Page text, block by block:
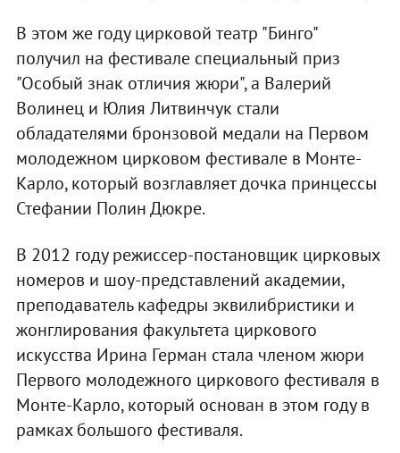
В этом же году цирковой театр "Бинго"
получил на фестивале специальный приз
"Особый знак отличия жюри", а Валерий
Волинец и Юлия Литвинчук стали
обладателями бронзовой медали на Первом
молодежном цирковом фестивале в Монте-
Карло, который возглавляет дочка принцессы
Стефании Полин Дюкре.
В 2012 году режиссер-постановщик цирковых
номеров и шоу-представлений академии,
преподаватель кафедры эквилибристики и
жонглирования факультета циркового
искусства Ирина Герман стала членом жюри
Первого молодежного циркового фестиваля в
Монте-Карло, который основан в этом году в
рамках большого фестиваля.